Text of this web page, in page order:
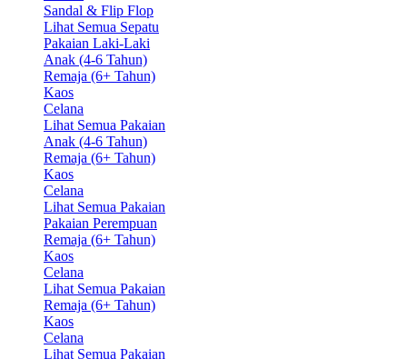
Sandal & Flip Flop
Lihat Semua Sepatu
Pakaian Laki-Laki
Anak (4-6 Tahun)
Remaja (6+ Tahun)
Kaos
Celana
Lihat Semua Pakaian
Anak (4-6 Tahun)
Remaja (6+ Tahun)
Kaos
Celana
Lihat Semua Pakaian
Pakaian Perempuan
Remaja (6+ Tahun)
Kaos
Celana
Lihat Semua Pakaian
Remaja (6+ Tahun)
Kaos
Celana
Lihat Semua Pakaian